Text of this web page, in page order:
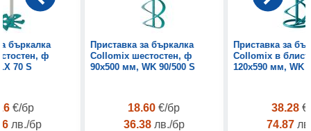
бъркалка
ф
70 S
€/бр
лв./бр
Приставка за бъркалка
Collomix шестостен, ф
90х500 мм, WK 90/500 S
18.60€/бр
36.38 лв./бр
Приставка за
Collomix в
120х590 мм, WK
38.28
74.87